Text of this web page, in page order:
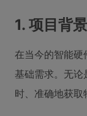
1. 项目背
在当今的智能硬
基础需求。无
时、准确地获取